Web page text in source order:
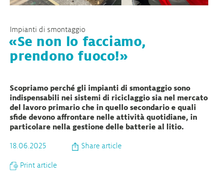
Impianti di smontaggio
«Se non lo facciamo,
prendono fuoco!»
Scopriamo perché gli impianti di smontaggio sono
indispensabili nei sistemi di riciclaggio sia nel mercato
del lavoro primario che in quello secondario e quali
sfide devono affrontare nelle attività quotidiane, in
particolare nella gestione delle batterie al litio.
18.06.2025 Share article
Print article